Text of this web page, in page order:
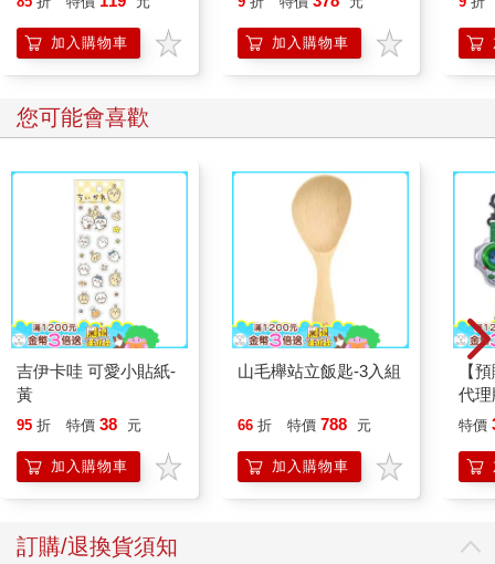
加入購物車 加入購物車
您可能會喜歡
吉伊卡哇 可愛小貼紙-
黃
95 折 特價 38 元
加入購物車
山毛櫸站立飯匙-3入組
66 折 特價 788 元
加入購物車
【
代
限
特價
訂購/退換貨須知